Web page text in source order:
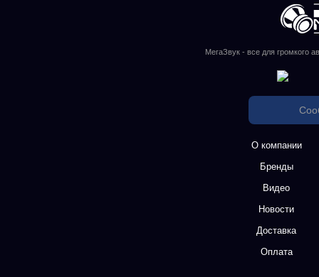
МегаЗвук - все для громкого
О компании
Бренды
Видео
Новости
Доставка
Оплата